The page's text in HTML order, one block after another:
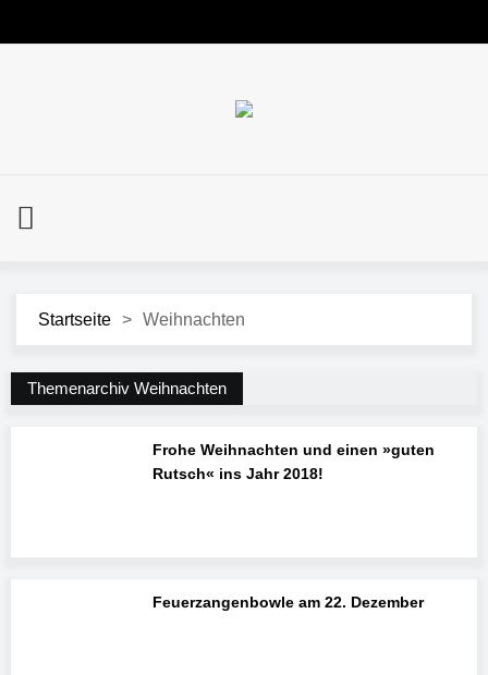
Startseite > Weihnachten
Themenarchiv Weihnachten
Frohe Weihnachten und einen »guten
Rutsch« ins Jahr 2018!
Feuerzangenbowle am 22. Dezember